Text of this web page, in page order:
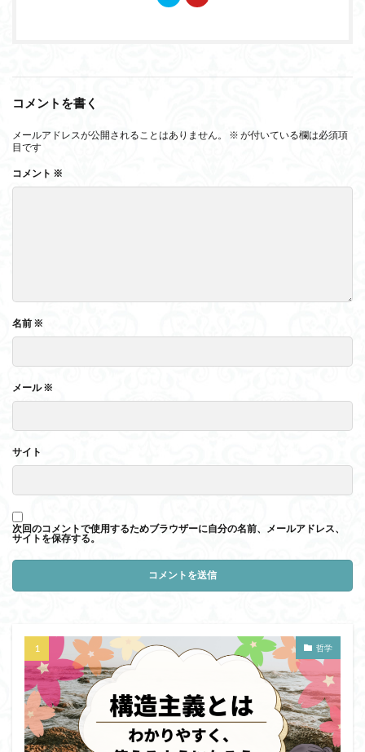
コメントを書く
メールアドレスが公開されることはありません。 ※ が付いている欄は必須項
目です
コメント ※
名前 ※
メール※
サイト
次回のコメントで使用するためブラウザーに自分の名前、メールアドレス、
サイトを保存する。
哲学